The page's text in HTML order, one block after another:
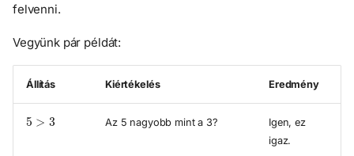
felvenni.
Vegyünk pár példát:
Állítás Kiértékelés Eredmény
Az 5 nagyobb mint a 3?
Igen, ez
igaz.